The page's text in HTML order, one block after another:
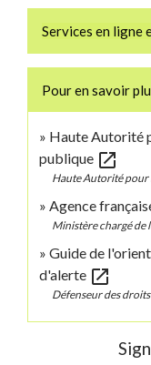
Services en ligne
Pour en savoir
Haute Autorité
publique open_in_new
Haute Autorité pour
Agence
Ministère chargé de
Guide de
d'alerte open_in_new
Défenseur des droits